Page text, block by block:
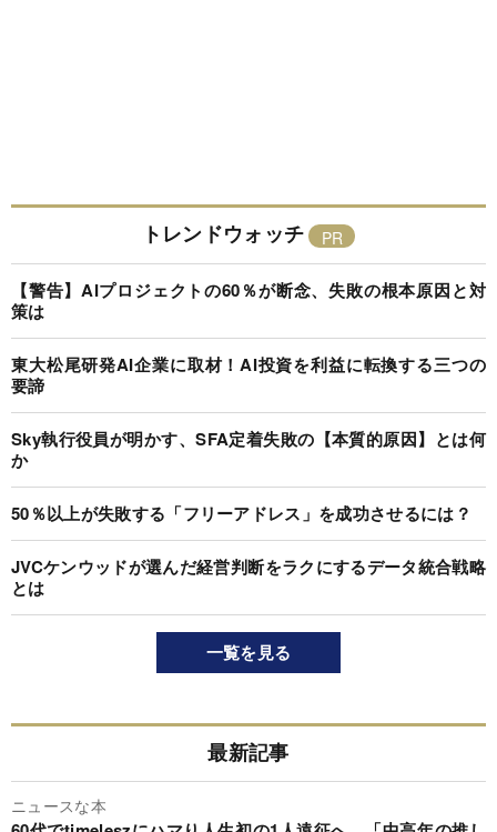
トレンドウォッチ
【警告】AIプロジェクトの60％が断念、失敗の根本原因と対
策は
東大松尾研発AI企業に取材！AI投資を利益に転換する三つの
要諦
Sky執行役員が明かす、SFA定着失敗の【本質的原因】とは何
か
50％以上が失敗する「フリーアドレス」を成功させるには？
JVCケンウッドが選んだ経営判断をラクにするデータ統合戦略
とは
一覧を見る
最新記事
ニュースな本